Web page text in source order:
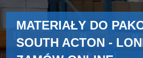
MATERIAŁY DO
SOUTH ACTON -